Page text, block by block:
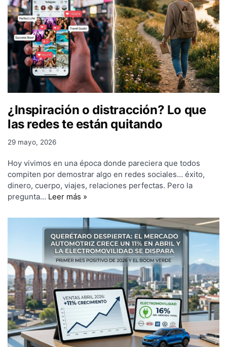
¿Inspiración o distracción? Lo que
las redes te están quitando
29 mayo, 2026
Hoy vivimos en una época donde pareciera que todos
compiten por demostrar algo en redes sociales… éxito,
dinero, cuerpo, viajes, relaciones perfectas. Pero la
pregunta… Leer más »